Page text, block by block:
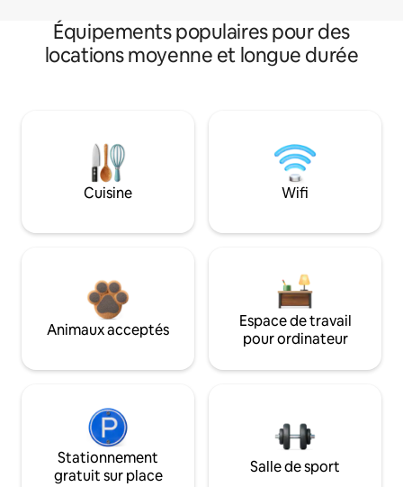
Équipements populaires pour des
locations moyenne et longue durée
Cuisine Wifi
Animaux acceptés
Espace de travail
pour ordinateur
Stationnement
gratuit sur place
Salle de sport